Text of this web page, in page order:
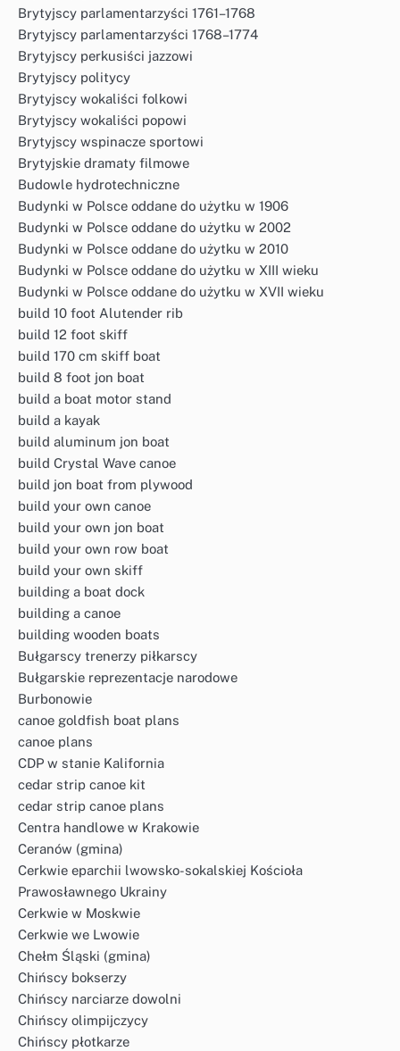
Brytyjscy parlamentarzyści 1761–1768
Brytyjscy parlamentarzyści 1768–1774
Brytyjscy perkusiści jazzowi
Brytyjscy politycy
Brytyjscy wokaliści folkowi
Brytyjscy wokaliści popowi
Brytyjscy wspinacze sportowi
Brytyjskie dramaty filmowe
Budowle hydrotechniczne
Budynki w Polsce oddane do użytku w 1906
Budynki w Polsce oddane do użytku w 2002
Budynki w Polsce oddane do użytku w 2010
Budynki w Polsce oddane do użytku w XIII wieku
Budynki w Polsce oddane do użytku w XVII wieku
build 10 foot Alutender rib
build 12 foot skiff
build 170 cm skiff boat
build 8 foot jon boat
build a boat motor stand
build a kayak
build aluminum jon boat
build Crystal Wave canoe
build jon boat from plywood
build your own canoe
build your own jon boat
build your own row boat
build your own skiff
building a boat dock
building a canoe
building wooden boats
Bułgarscy trenerzy piłkarscy
Bułgarskie reprezentacje narodowe
Burbonowie
canoe goldfish boat plans
canoe plans
CDP w stanie Kalifornia
cedar strip canoe kit
cedar strip canoe plans
Centra handlowe w Krakowie
Ceranów (gmina)
Cerkwie eparchii lwowsko-sokalskiej Kościoła
Prawosławnego Ukrainy
Cerkwie w Moskwie
Cerkwie we Lwowie
Chełm Śląski (gmina)
Chińscy bokserzy
Chińscy narciarze dowolni
Chińscy olimpijczycy
Chińscy płotkarze